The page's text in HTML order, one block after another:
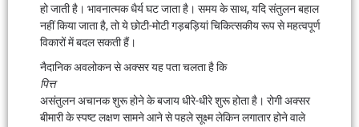
हो जाती है। भावनात्मक धैर्य घट जाता है। समय के साथ, यदि संतुलन बहाल
नहीं किया जाता है, तो ये छोटी-मोटी गड़बड़ियां चिकित्सकीय रूप से महत्वपूर्ण
विकारों में बदल सकती हैं।
नैदानिक ​​अवलोकन से अक्सर यह पता चलता है कि
पित्त
असंतुलन अचानक शुरू होने के बजाय धीरे-धीरे शुरू होता है। रोगी अक्सर
बीमारी के स्पष्ट लक्षण सामने आने से पहले सूक्ष्म लेकिन लगातार होने वाले